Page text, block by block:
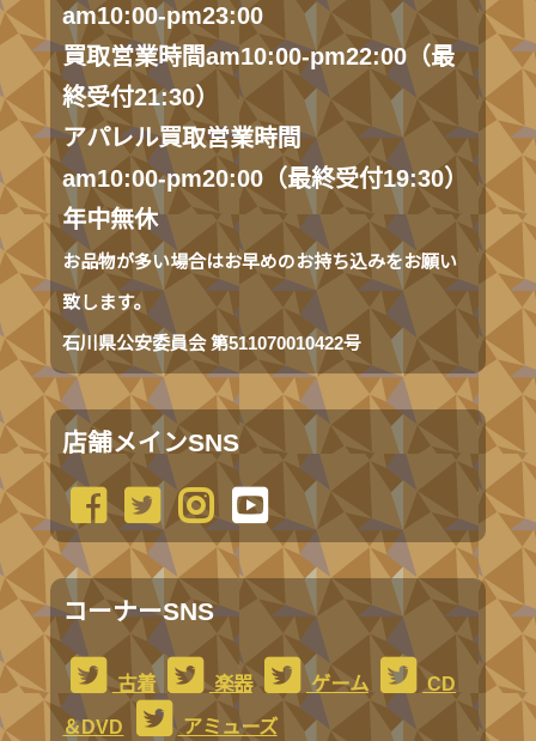
am10:00-pm23:00
買取営業時間am10:00-pm22:00（最
終受付21:30）
アパレル買取営業時間
am10:00-pm20:00（最終受付19:30）
年中無休
お品物が多い場合はお早めのお持ち込みをお願い
致します。
石川県公安委員会 第511070010422号
店舗メインSNS
コーナーSNS
古着 楽器 ゲーム
CD
＆DVD
アミューズ